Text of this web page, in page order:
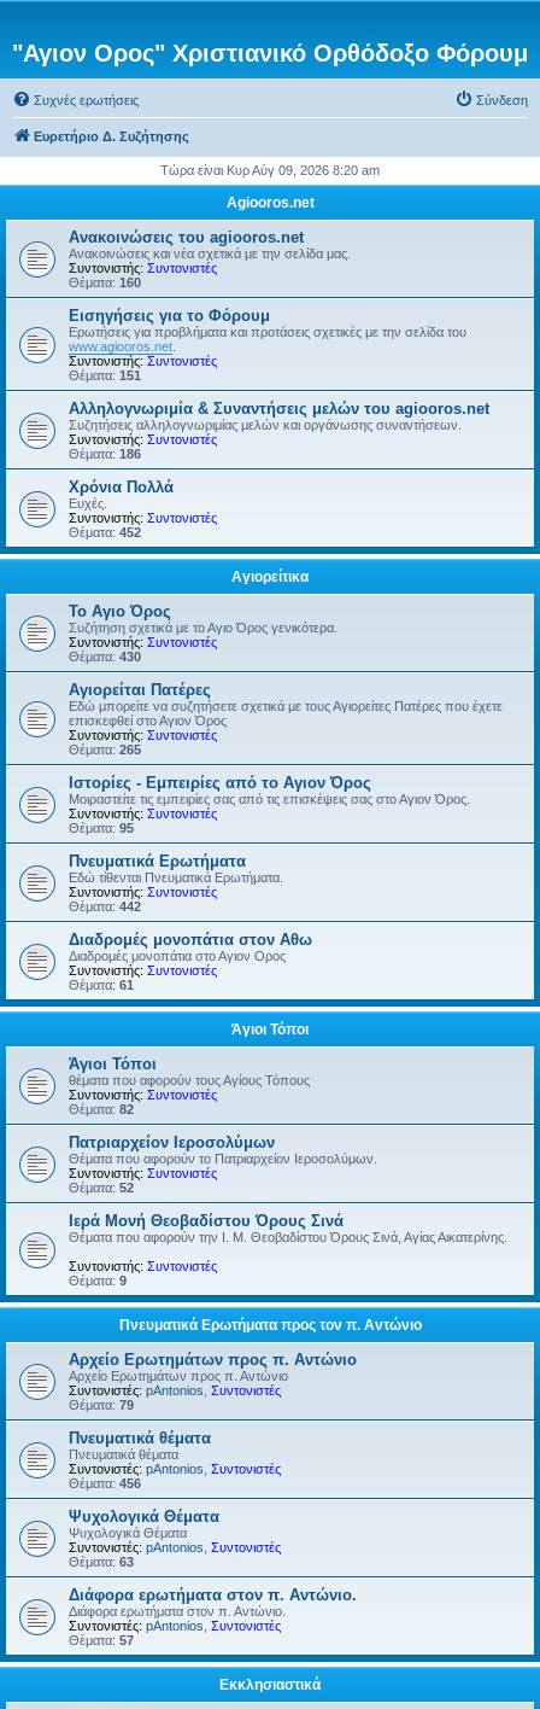
"Αγιον Ορος" Χριστιανικό Ορθόδοξο Φόρουμ
Συχνές ερωτήσεις Σύνδεση
Ευρετήριο Δ. Συζήτησης
Τώρα είναι Κυρ Αύγ 09, 2026 8:20 am
Agiooros.net
Ανακοινώσεις του agiooros.net
Ανακοινώσεις και νέα σχετικά με την σελίδα μας.
Συντονιστής: Συντονιστές
Θέματα: 160
Εισηγήσεις για το Φόρουμ
Ερωτήσεις για προβλήματα και προτάσεις σχετικές με την σελίδα του
www.agiooros.net
Συντονιστής: Συντονιστές
Θέματα: 151
Αλληλογνωριμία & Συναντήσεις μελών του agiooros.net
Συζητήσεις αλληλογνωριμίας μελών και οργάνωσης συναντήσεων.
Συντονιστής: Συντονιστές
Θέματα: 186
Χρόνια Πολλά
Ευχές.
Συντονιστής: Συντονιστές
Θέματα: 452
Αγιορείτικα
Το Αγιο Όρος
Συζήτηση σχετικά με το Αγιο Όρος γενικότερα.
Συντονιστής: Συντονιστές
Θέματα: 430
Αγιορείται Πατέρες
Εδώ μπορείτε να συζητήσετε σχετικά με τους Αγιορείτες Πατέρες που έχετε
επισκεφθεί στο Αγιον Όρος
Συντονιστής: Συντονιστές
Θέματα: 265
Ιστορίες - Εμπειρίες από το Αγιον Όρος
Μοιραστείτε τις εμπειρίες σας από τις επισκέψεις σας στο Αγιον Όρος.
Συντονιστής: Συντονιστές
Θέματα: 95
Πνευματικά Ερωτήματα
Εδώ τίθενται Πνευματικά Ερωτήματα.
Συντονιστής: Συντονιστές
Θέματα: 442
Διαδρομές μονοπάτια στον Αθω
Διαδρομές μονοπάτια στο Αγιον Ορος
Συντονιστής: Συντονιστές
Θέματα: 61
Άγιοι Τόποι
Άγιοι Τόποι
θέματα που αφορούν τους Αγίους Τόπους
Συντονιστής: Συντονιστές
Θέματα: 82
Πατριαρχείον Ιεροσολύμων
Θέματα που αφορούν το Πατριαρχείον Ιεροσολύμων.
Συντονιστής: Συντονιστές
Θέματα: 52
Ιερά Μονή Θεοβαδίστου Όρους Σινά
Θέματα που αφορούν την Ι. Μ. Θεοβαδίστου Όρους Σινά, Αγίας Αικατερίνης.
Συντονιστής: Συντονιστές
Θέματα: 9
Πνευματικά Ερωτήματα προς τον π. Αντώνιο
Αρχείο Ερωτημάτων προς π. Αντώνιο
Αρχείο Ερωτημάτων προς π. Αντώνιο
Συντονιστές: pAntonios Συντονιστές
Θέματα: 79
Πνευματικά θέματα
Πνευματικά θέματα
Συντονιστές: pAntonios Συντονιστές
Θέματα: 456
Ψυχολογικά Θέματα
Ψυχολογικά Θέματα
Συντονιστές: pAntonios Συντονιστές
Θέματα: 63
Διάφορα ερωτήματα στον π. Αντώνιο.
Διάφορα ερωτήματα στον π. Αντώνιο.
Συντονιστές: pAntonios Συντονιστές
Θέματα: 57
Εκκλησιαστικά